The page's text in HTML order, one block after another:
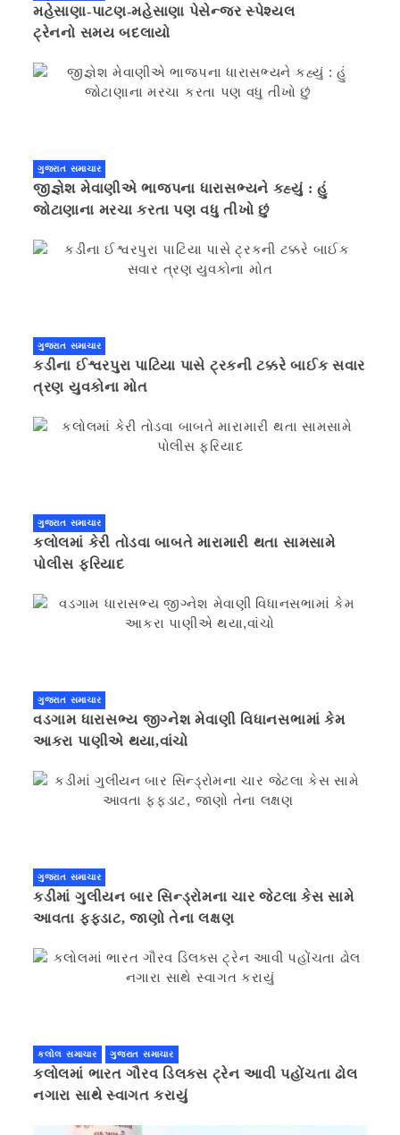
મહેસાણા-પાટણ-મહેસાણા પેસેન્જર સ્પેશ્યલ
ટ્રેનનો સમય બદલાયો
ગુજરાત સમાચાર
જીજ્ઞેશ મેવાણીએ ભાજપના ધારાસભ્યને કહ્યું : હું
જોટાણાના મરચા કરતા પણ વધુ તીખો છું
ગુજરાત સમાચાર
કડીના ઈશ્વરપુરા પાટિયા પાસે ટ્રકની ટક્કરે બાઈક સવાર
ત્રણ યુવકોના મોત
ગુજરાત સમાચાર
કલોલમાં કેરી તોડવા બાબતે મારામારી થતા સામસામે
પોલીસ ફરિયાદ
ગુજરાત સમાચાર
વડગામ ધારાસભ્ય જીગ્નેશ મેવાણી વિધાનસભામાં કેમ
આકરા પાણીએ થયા,વાંચો
ગુજરાત સમાચાર
કડીમાં ગુલીયન બાર સિન્ડ્રોમના ચાર જેટલા કેસ સામે
આવતા ફફડાટ, જાણો તેના લક્ષણ
કલોલ સમાચાર ગુજરાત સમાચાર
કલોલમાં ભારત ગૌરવ ડિલક્સ ટ્રેન આવી પહોંચતા ઢોલ
નગારા સાથે સ્વાગત કરાયું